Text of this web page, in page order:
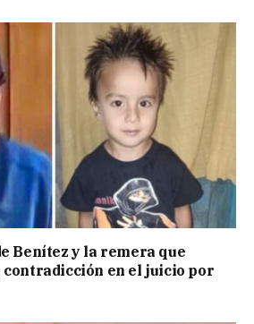
Benítez y la remera que
contradicción en el juicio por